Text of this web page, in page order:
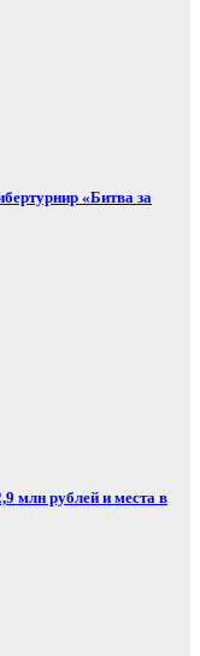
«Битва за
млн рублей и места в